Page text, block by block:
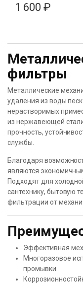
1 600 ₽
фильтры
Металлические
удаления из воды
нерастворимых
из нержавеющей
прочность,
службы.
Благодаря
являются
Подходят для
сантехнику, бытовую
фильтрации от
Эффективная
Многоразовое
промывки.